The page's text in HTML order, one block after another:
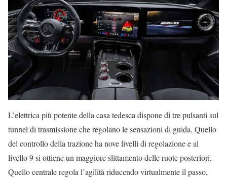
L’elettrica più potente della casa tedesca dispone di tre pulsanti sul
tunnel di trasmissione che regolano le sensazioni di guida. Quello
del controllo della trazione ha nove livelli di regolazione e al
livello 9 si ottiene un maggiore slittamento delle ruote posteriori.
Quello centrale regola l’agilità riducendo virtualmente il passo,